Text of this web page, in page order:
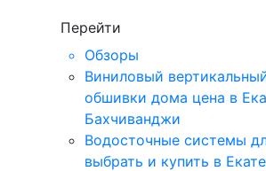
Перейти
Обзоры
Виниловый
обшивки дома цена в
Бахчиванджи
Водосточные системы
выбрать и купить в